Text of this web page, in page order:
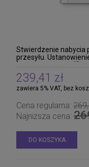
Stwierdzenie nabycia
przesyłu.
239,41 zł
zawiera 5% VAT, bez
Cena regularna:
Najniższa cena:
DO KOSZYKA